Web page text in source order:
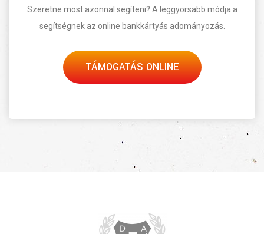
Szeretne most azonnal segíteni? A leggyorsabb módja a
segítségnek az online bankkártyás adományozás.
TÁMOGATÁS ONLINE